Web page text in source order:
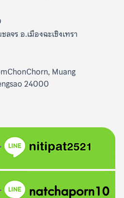
จร อ.เมืองฉะเชิงเทรา
Muang
24000